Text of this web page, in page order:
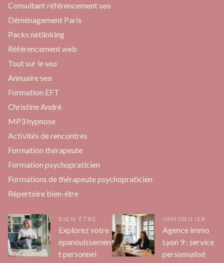
Consultant référencement seo
Déménagement Paris
Packs netlinking
Référencement web
Tout sur le seo
Annuaire seo
Formation EFT
Christine André
MP3 hypnose
Activités de rencontres
Formation thérapeute
Formation psychopraticien
Formations de thérapeute psychopraticien
Répertoire bien-être
BIEN-ÊTRE
Explorez votre
épanouissemen
t personnel
IMMOBILIER
Agence immo
Lyon 9 : service
personnalisé